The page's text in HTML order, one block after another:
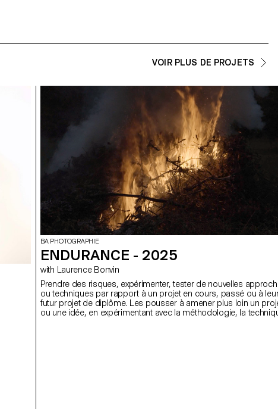
VOIR PLUS DE PROJETS
BA PHOTOGRAPHIE
ENDURANCE - 2025
with Laurence Bonvin
Prendre des risques, expérimenter, tester de nouvelles
ou techniques par rapport à un projet en cours, passé ou à
futur projet de diplôme. Les pousser à amener plus loin un
ou une idée, en expérimentant avec la méthodologie, la